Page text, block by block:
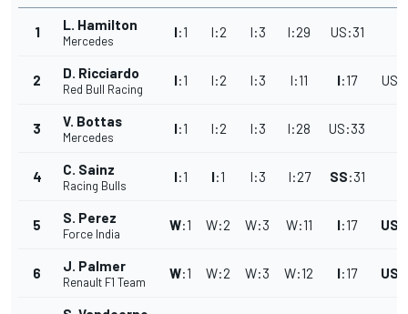
1 L. Hamilton
Mercedes
I:1 I:2 I:3 I:29 US:31
2 D. Ricciardo
Red Bull Racing
I:1 I:2 I:3 I:11 I:17 US
3 V. Bottas
Mercedes
I:1 I:2 I:3 I:28 US:33
4 C. Sainz
Racing Bulls
I:1 I:1 I:3 I:27 SS:31
5 S. Perez
Force India
W:1 W:2 W:3 W:11 I:17 US
6 J. Palmer
Renault F1 Team
W:1 W:2 W:3 W:12 I:17 US